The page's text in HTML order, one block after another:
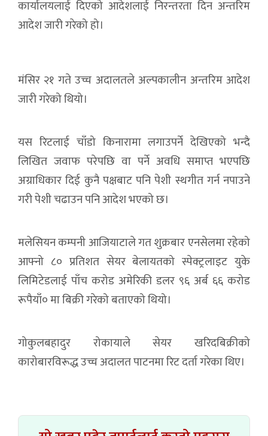
कार्यालयलाई दिएको आदेशलाई निरन्तरता दिन अन्तरिम
आदेश जारी गरेको हो।
मंसिर २१ गते उच्च अदालतले अल्पकालीन अन्तरिम आदेश
जारी गरेको थियो।
यस रिटलाई चाँडो किनारामा लगाउपर्ने देखिएको भन्दै
लिखित जवाफ परेपछि वा पर्ने अवधि समाप्त भएपछि
अग्राधिकार दिई कुनै पक्षबाट पनि पेशी स्थगीत गर्न नपाउने
गरी पेशी चढाउन पनि आदेश भएको छ।
मलेसियन कम्पनी आजियाटाले गत शुक्रबार एनसेलमा रहेको
आफ्नो ८० प्रतिशत सेयर बेलायतको स्पेक्ट्रलाइट युके
लिमिटेडलाई पाँच करोड अमेरिकी डलर ९६ अर्ब ६६ करोड
रूपैयाँ० मा बिक्री गरेको बताएको थियो।
गोकुलबहादुर रोकायाले सेयर खरिदबिक्रीको
कारोबारविरूद्ध उच्च अदालत पाटनमा रिट दर्ता गरेका थिए।